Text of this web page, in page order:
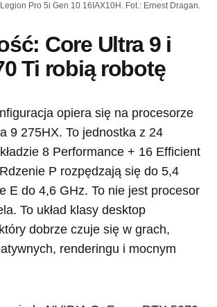
Pro 5i Gen 10 16IAX10H. Fot.: Ernest Dragan.
Core Ultra 9 i
Ti robią robotę
opiera się na procesorze
9 275HX. To jednostka z 24
8 Performance + 16 Efficient
P rozpędzają się do 5,4
E do 4,6 GHz. To nie jest procesor
To układ klasy desktop
dobrze czuje się w grach,
renderingu i mocnym